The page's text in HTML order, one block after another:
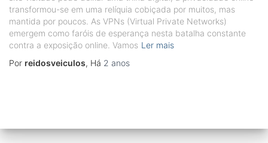
transformou-se em uma relíquia cobiçada por muitos, mas
mantida por poucos. As VPNs (Virtual Private Networks)
emergem como faróis de esperança nesta batalha constante
contra a exposição online. Vamos Ler mais
Por reidosveiculos, Há 2 anos